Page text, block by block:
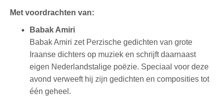
Met voordrachten van:
Babak Amiri
Babak Amiri zet Perzische gedichten van grote
Iraanse dichters op muziek en schrijft daarnaast
eigen Nederlandstalige poëzie. Speciaal voor deze
avond verweeft hij zijn gedichten en composities tot
één geheel.